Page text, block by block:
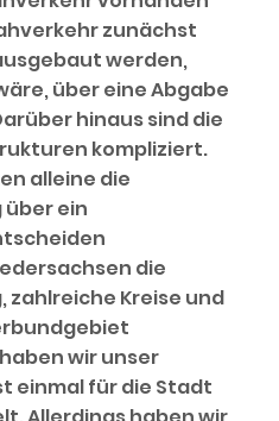
zunächst
werden,
über eine Abgabe
hinaus sind die
kompliziert.
alleine die
ein
die
zahlreiche Kreise und
wir unser
einmal für die Stadt